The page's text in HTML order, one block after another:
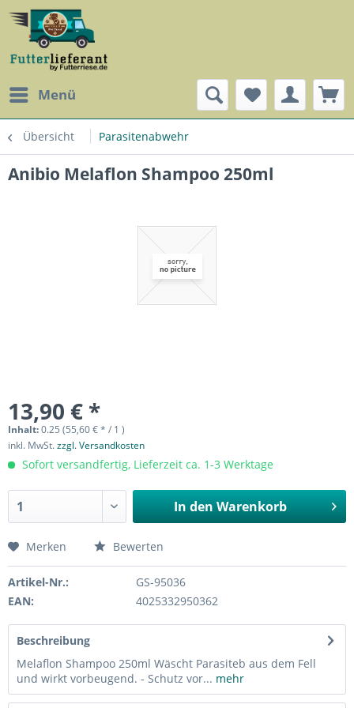
Menü
Übersicht Parasitenabwehr
Anibio Melaflon Shampoo 250ml
13,90 € *
Inhalt:0.25 (55,60 € * / 1 )
inkl. MwSt.zzgl. Versandkosten
Sofort versandfertig, Lieferzeit ca. 1-3 Werktage
In den Warenkorb
Merken Bewerten
Artikel-Nr.:
GS-95036
EAN:
4025332950362
Beschreibung
Melaflon Shampoo 250ml Wäscht Parasiteb aus dem Fell
und wirkt vorbeugend. - Schutz vor... mehr